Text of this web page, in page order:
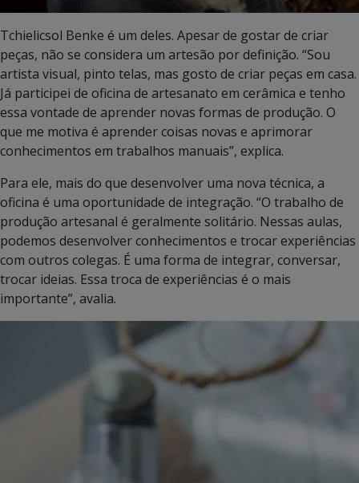
Tchielicsol Benke é um deles. Apesar de gostar de criar
peças, não se considera um artesão por definição. “Sou
artista visual, pinto telas, mas gosto de criar peças em casa.
Já participei de oficina de artesanato em cerâmica e tenho
essa vontade de aprender novas formas de produção. O
que me motiva é aprender coisas novas e aprimorar
conhecimentos em trabalhos manuais”, explica.
Para ele, mais do que desenvolver uma nova técnica, a
oficina é uma oportunidade de integração. “O trabalho de
produção artesanal é geralmente solitário. Nessas aulas,
podemos desenvolver conhecimentos e trocar experiências
com outros colegas. É uma forma de integrar, conversar,
trocar ideias. Essa troca de experiências é o mais
importante”, avalia.